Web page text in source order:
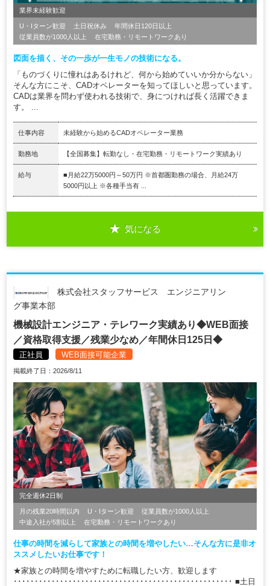
業界未経験歓迎
U・Iターン歓迎 土日祝休み
年間休日120日以上
従業員数が1000人以上
在宅勤務・リモートワークあり
図面を描く、その一歩が一生モノの技術になる。
「ものづくりに憧れはあるけれど、何から始めていいか分からない」
そんな方にこそ、CADオペレーターを知ってほしいと思っています。
CADは業界を問わず使われる技術で、身につければ長く活躍できま
す。 ...
仕事内容 未経験から始めるCADオペレーター業務
勤務地 【全国募集】転勤なし・在宅勤務・リモートワーク実績あり
給与
■月給22万5000円～50万円 ※首都圏勤務の場合、月給24万
5000円以上 ※各種手当有 ...
気になる
株式会社スタッフサービス エンジニアリン
グ事業本部
機械設計エンジニア・テレワーク実績あり◆WEB面接
／資格取得支援／残業少なめ／年間休日125日◆
正社員 WEB面接可能企業
掲載終了日：2026/8/11
完全週休2日制
月の残業20時間以内 U・Iターン歓迎
従業員数が1000人以上
中途入社が5割以上
在宅勤務・リモートワークあり
仕事の時間を減らして家族との時間を増やしたい…そんな方に是非オ
ススメしたいお仕事です！
★家族との時間を増やすために転職したい方、歓迎します
････････････････････････････････････････････････････ ■土日